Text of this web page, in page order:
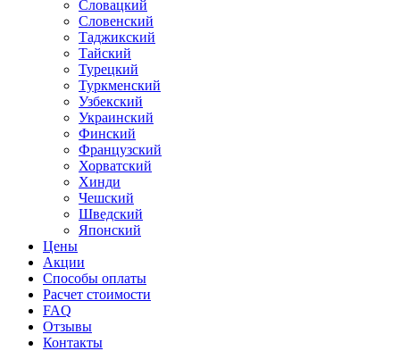
Словацкий
Словенский
Таджикский
Тайский
Турецкий
Туркменский
Узбекский
Украинский
Финский
Французский
Хорватский
Хинди
Чешский
Шведский
Японский
Цены
Акции
Способы оплаты
Расчет стоимости
FAQ
Отзывы
Контакты